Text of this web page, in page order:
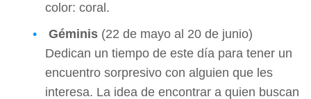
color: coral.
Géminis (22 de mayo al 20 de junio)
Dedican un tiempo de este día para tener un
encuentro sorpresivo con alguien que les
interesa. La idea de encontrar a quien buscan